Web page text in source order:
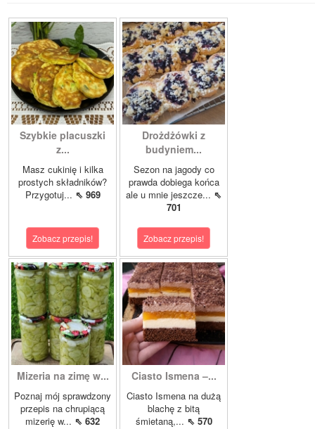
Szybkie placuszki
z...
Masz cukinię i kilka
prostych składników?
Przygotuj... ⇖ 969
Zobacz przepis!
Drożdżówki z
budyniem...
Sezon na jagody co
prawda dobiega końca
ale u mnie jeszcze... ⇖
701
Zobacz przepis!
Mizeria na zimę w...
Poznaj mój sprawdzony
przepis na chrupiącą
mizerię w... ⇖ 632
Ciasto Ismena –...
Ciasto Ismena na dużą
blachę z bitą
śmietaną,... ⇖ 570